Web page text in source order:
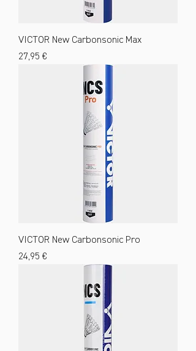
VICTOR New Carbonsonic Max
Preis
27,95 €
VICTOR New Carbonsonic Pro
Preis
24,95 €